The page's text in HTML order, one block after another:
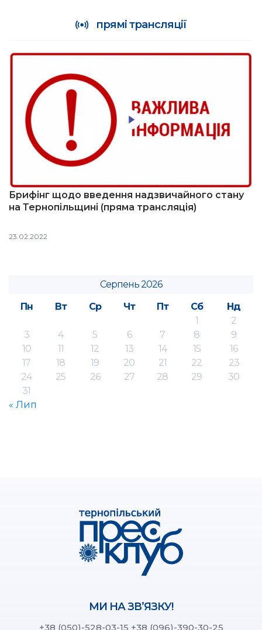
прямі трансляції
Брифінг щодо введення надзвичайного стану
на Тернопільщині (пряма трансляція)
23.02.2022
Серпень 2026
Пн
Вт Ср Чт Пт Сб
Нд
1
2
3
4 5 6 7 8
9
10
11 12 13 14 15
16
17
18 19 20 21 22
23
24
25 26 27 28 29
30
31
« Лип
МИ НА ЗВ’ЯЗКУ!
+38 (050)-528-03-15 +38 (096)-390-30-25